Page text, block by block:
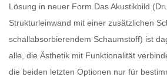
Lösung in neuer Form.Das Akustikbild
Strukturleinwand mit einer zusätzlichen
schallabsorbierendem Schaumstoff) ist
alle, die Ästhetik mit Funktionalität
die beiden letzten Optionen nur für